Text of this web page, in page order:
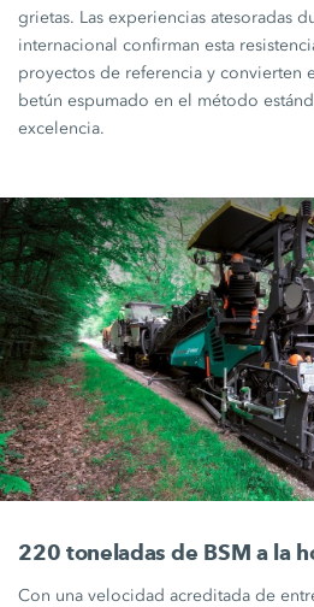
grietas. Las experiencias atesoradas
internacional confirman esta
proyectos de referencia y convierten
betún espumado en el método
excelencia.
220 toneladas de BSM a la
Con una velocidad acreditada de